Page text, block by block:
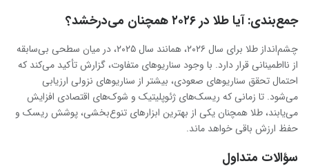
جمع‌بندی: آیا طلا در ۲۰۲۶ همچنان می‌درخشد؟
چشم‌انداز طلا برای سال ۲۰۲۶، همانند سال ۲۰۲۵، در میان سطحی بی‌سابقه
از نااطمینانی قرار دارد. با وجود سناریوهای متفاوت، گزارش تأکید می‌کند که
احتمال تحقق سناریوهای صعودی، بیشتر از سناریوهای نزولی ارزیابی
می‌شود. تا زمانی که ریسک‌های ژئوپلیتیک و شوک‌های اقتصادی افزایش
می‌یابند، طلا همچنان یکی از بهترین ابزارهای تنوع‌بخشی، پوشش ریسک و
حفظ ارزش باقی خواهد ماند.
سؤالات متداول